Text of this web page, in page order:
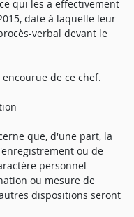
qui les a effectivement
date à laquelle leur
verbal devant le
de ce chef.
que, d'une part, la
ou de
personnel
ou mesure de
dispositions seront